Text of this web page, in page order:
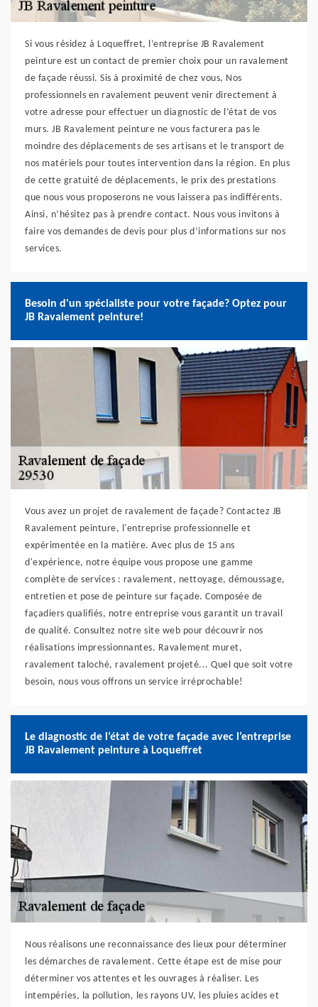
Si vous résidez à Loqueffret, l’entreprise JB Ravalement
peinture est un contact de premier choix pour un ravalement
de façade réussi. Sis à proximité de chez vous, Nos
professionnels en ravalement peuvent venir directement à
votre adresse pour effectuer un diagnostic de l’état de vos
murs. JB Ravalement peinture ne vous facturera pas le
moindre des déplacements de ses artisans et le transport de
nos matériels pour toutes intervention dans la région. En plus
de cette gratuité de déplacements, le prix des prestations
que nous vous proposerons ne vous laissera pas indifférents.
Ainsi, n’hésitez pas à prendre contact. Nous vous invitons à
faire vos demandes de devis pour plus d’informations sur nos
services.
Besoin d'un spécialiste pour votre façade? Optez pour
JB Ravalement peinture!
Vous avez un projet de ravalement de façade? Contactez JB
Ravalement peinture, l'entreprise professionnelle et
expérimentée en la matière. Avec plus de 15 ans
d'expérience, notre équipe vous propose une gamme
complète de services : ravalement, nettoyage, démoussage,
entretien et pose de peinture sur façade. Composée de
façadiers qualifiés, notre entreprise vous garantit un travail
de qualité. Consultez notre site web pour découvrir nos
réalisations impressionnantes. Ravalement muret,
ravalement taloché, ravalement projeté... Quel que soit votre
besoin, nous vous offrons un service irréprochable!
Le diagnostic de l’état de votre façade avec l’entreprise
JB Ravalement peinture à Loqueffret
Nous réalisons une reconnaissance des lieux pour déterminer
les démarches de ravalement. Cette étape est de mise pour
déterminer vos attentes et les ouvrages à réaliser. Les
intempéries, la pollution, les rayons UV, les pluies acides et